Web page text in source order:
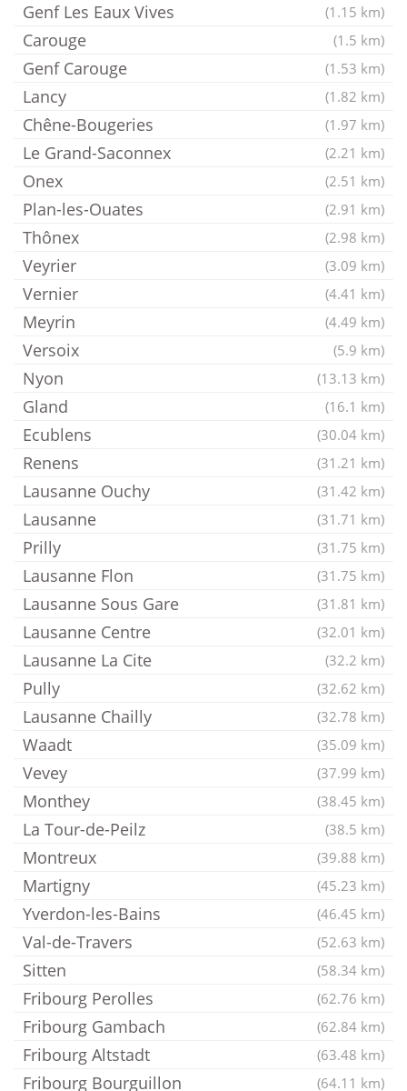
Genf Les Eaux Vives (1.15 km)
Carouge (1.5 km)
Genf Carouge (1.53 km)
Lancy (1.82 km)
Chêne-Bougeries (1.97 km)
Le Grand-Saconnex (2.21 km)
Onex (2.51 km)
Plan-les-Ouates (2.91 km)
Thônex (2.98 km)
Veyrier (3.09 km)
Vernier (4.41 km)
Meyrin (4.49 km)
Versoix (5.9 km)
Nyon (13.13 km)
Gland (16.1 km)
Ecublens (30.04 km)
Renens (31.21 km)
Lausanne Ouchy (31.42 km)
Lausanne (31.71 km)
Prilly (31.75 km)
Lausanne Flon (31.75 km)
Lausanne Sous Gare (31.81 km)
Lausanne Centre (32.01 km)
Lausanne La Cite (32.2 km)
Pully (32.62 km)
Lausanne Chailly (32.78 km)
Waadt (35.09 km)
Vevey (37.99 km)
Monthey (38.45 km)
La Tour-de-Peilz (38.5 km)
Montreux (39.88 km)
Martigny (45.23 km)
Yverdon-les-Bains (46.45 km)
Val-de-Travers (52.63 km)
Sitten (58.34 km)
Fribourg Perolles (62.76 km)
Fribourg Gambach (62.84 km)
Fribourg Altstadt (63.48 km)
Fribourg Bourguillon (64.11 km)